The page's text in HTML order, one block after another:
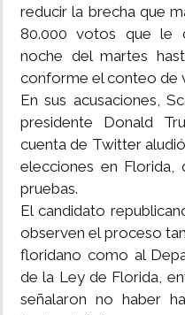
reducir la brecha que
80.000 votos que le
noche del martes
conforme el conteo de
En sus acusaciones,
presidente Donald
cuenta de Twitter
elecciones en Florida,
pruebas.
El candidato
observen el proceso
floridano como al
de la Ley de Florida,
señalaron no haber